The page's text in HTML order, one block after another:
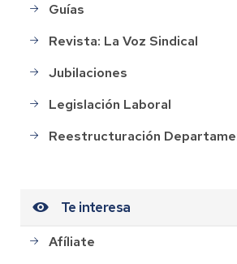
Guías
Revista: La Voz Sindical
Jubilaciones
Legislación Laboral
Reestructuración
Te interesa
Afíliate